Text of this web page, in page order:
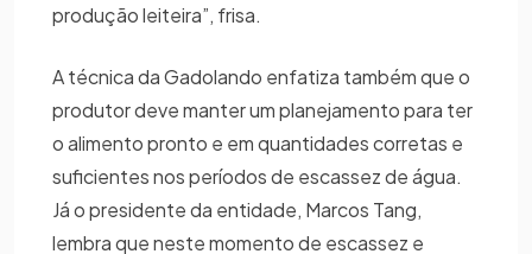
produção leiteira”, frisa.
A técnica da Gadolando enfatiza também que o
produtor deve manter um planejamento para ter
o alimento pronto e em quantidades corretas e
suficientes nos períodos de escassez de água.
Já o presidente da entidade, Marcos Tang,
lembra que neste momento de escassez e